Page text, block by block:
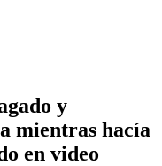
y
mientras hacía
en video